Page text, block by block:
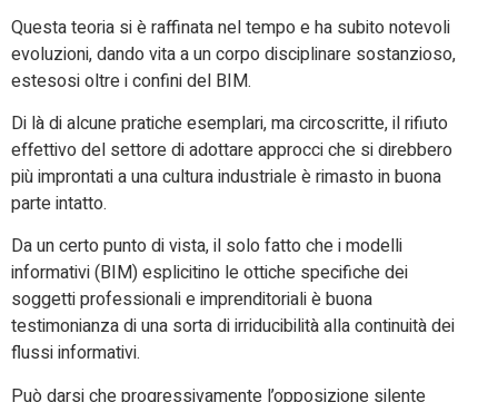
Questa teoria si è raffinata nel tempo e ha subito notevoli
evoluzioni, dando vita a un corpo disciplinare sostanzioso,
estesosi oltre i confini del BIM.
Di là di alcune pratiche esemplari, ma circoscritte, il rifiuto
effettivo del settore di adottare approcci che si direbbero
più improntati a una cultura industriale è rimasto in buona
parte intatto.
Da un certo punto di vista, il solo fatto che i modelli
informativi (BIM) esplicitino le ottiche specifiche dei
soggetti professionali e imprenditoriali è buona
testimonianza di una sorta di irriducibilità alla continuità dei
flussi informativi.
Può darsi che progressivamente l’opposizione silente